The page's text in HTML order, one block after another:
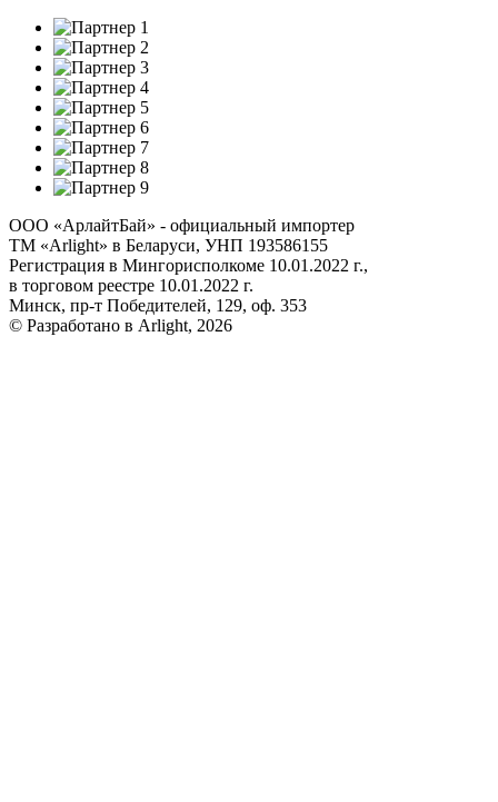
ООО «АрлайтБай» - официальный импортер
ТМ «Arlight» в Беларуси, УНП 193586155
Регистрация в Мингорисполкоме 10.01.2022 г.,
в торговом реестре 10.01.2022 г.
Минск, пр-т Победителей, 129, оф. 353
© Разработано в Arlight, 2026